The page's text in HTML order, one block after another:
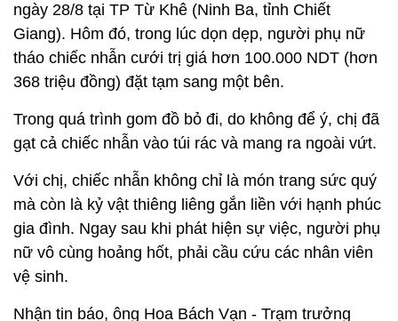
ngày 28/8 tại TP Từ Khê (Ninh Ba, tỉnh Chiết
Giang). Hôm đó, trong lúc dọn dẹp, người phụ nữ
tháo chiếc nhẫn cưới trị giá hơn 100.000 NDT (hơn
368 triệu đồng) đặt tạm sang một bên.
Trong quá trình gom đồ bỏ đi, do không để ý, chị đã
gạt cả chiếc nhẫn vào túi rác và mang ra ngoài vứt.
Với chị, chiếc nhẫn không chỉ là món trang sức quý
mà còn là kỷ vật thiêng liêng gắn liền với hạnh phúc
gia đình. Ngay sau khi phát hiện sự việc, người phụ
nữ vô cùng hoảng hốt, phải cầu cứu các nhân viên
vệ sinh.
Nhận tin báo, ông Hoa Bách Vạn - Trạm trưởng